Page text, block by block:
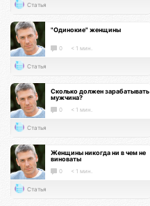
Статья
"Одинокие" женщины
0 < 1 мин.
Статья
Сколько должен зарабатывать
мужчина?
0 < 1 мин.
Статья
Женщины никогда ни в чем не
виноваты
0 < 1 мин.
Статья